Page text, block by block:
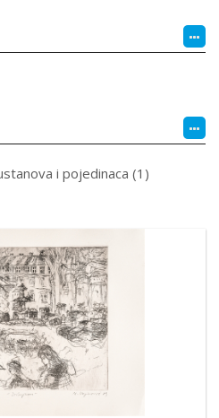
i pojedinaca (1)